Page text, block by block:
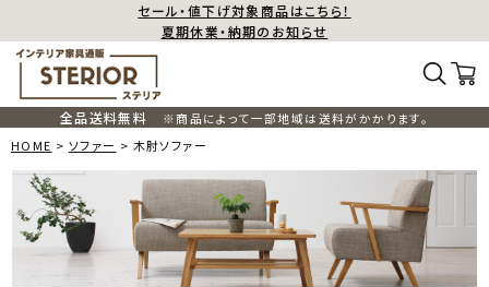
セール・値下げ対象商品はこちら！
夏期休業・納期のお知らせ
全品送料無料
※商品によって一部地域は送料がかかります。
HOME
ソファー 木肘ソファー